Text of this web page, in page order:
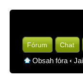
Fórum Chat
Obsah fóra ‹